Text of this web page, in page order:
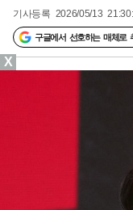
기사등록 2026/05/13
구글에서 선호하는 매체로
X